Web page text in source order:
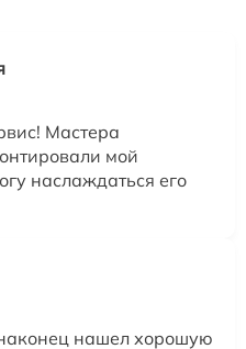
Мастера
мой
наслаждаться его
нашел хорошую